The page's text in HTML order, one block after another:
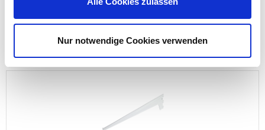
Nur notwendige Cookies verwenden